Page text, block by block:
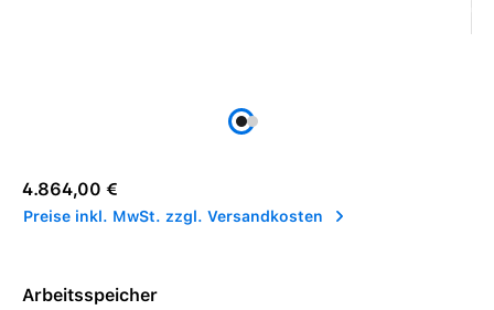
Regulärer Preis:
4.864,00 €
Preise inkl. MwSt. zzgl. Versandkosten
Arbeitsspeicher